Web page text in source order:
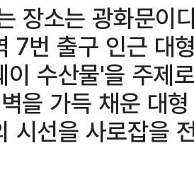
장소는 광화문이
7번 출구 인근 대
이 수산물'을 주제
을 가득 채운 대
시선을 사로잡을